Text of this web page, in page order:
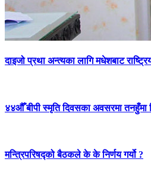
दाइजो प्रथा अन्त्यका लागि मधेशबाट
४४औँ बीपी स्मृति दिवसका अवसरमा तनहुँमा
मन्त्रिपरिषद्को बैठकले के के निर्णय गर्यो ?